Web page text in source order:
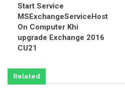
Start Service
MSExchangeServiceHost
On Computer Khi
upgrade Exchange 2016
CU21
Related